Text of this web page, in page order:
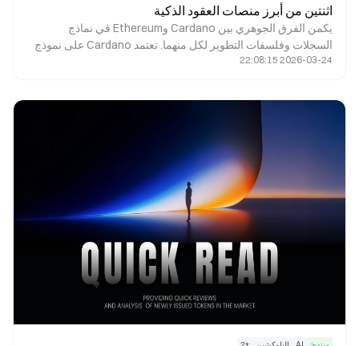
اثنتين من أبرز منصات العقود الذكية
يكمن الفرق الجوهري بين Cardano وEthereum في نماذج
السجلات وفلسفات التطوير لكل منهما. تعتمد Cardano على نموذج
2026-03-24 22:08:15